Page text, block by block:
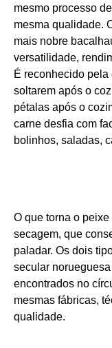
mesmo processo
mesma qualidade.
mais nobre
versatilidade,
É reconhecido
soltarem após o
pétalas após o
carne desfia com
bolinhos, saladas,
O que torna o
secagem, que
paladar. Os dois
secular
encontrados no
mesmas fábricas,
qualidade.